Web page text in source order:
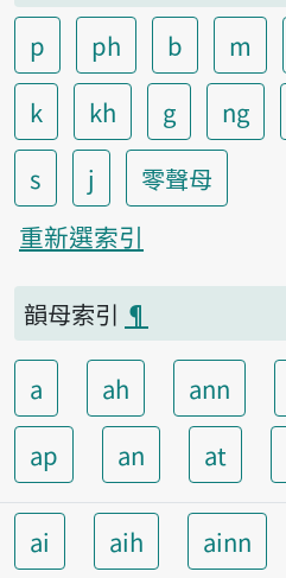
p
ph b m
k
kh g ng
s
j
零聲母
重新選索引
韻母索引 ¶
a ah ann
ap
an at
ai aih ainn